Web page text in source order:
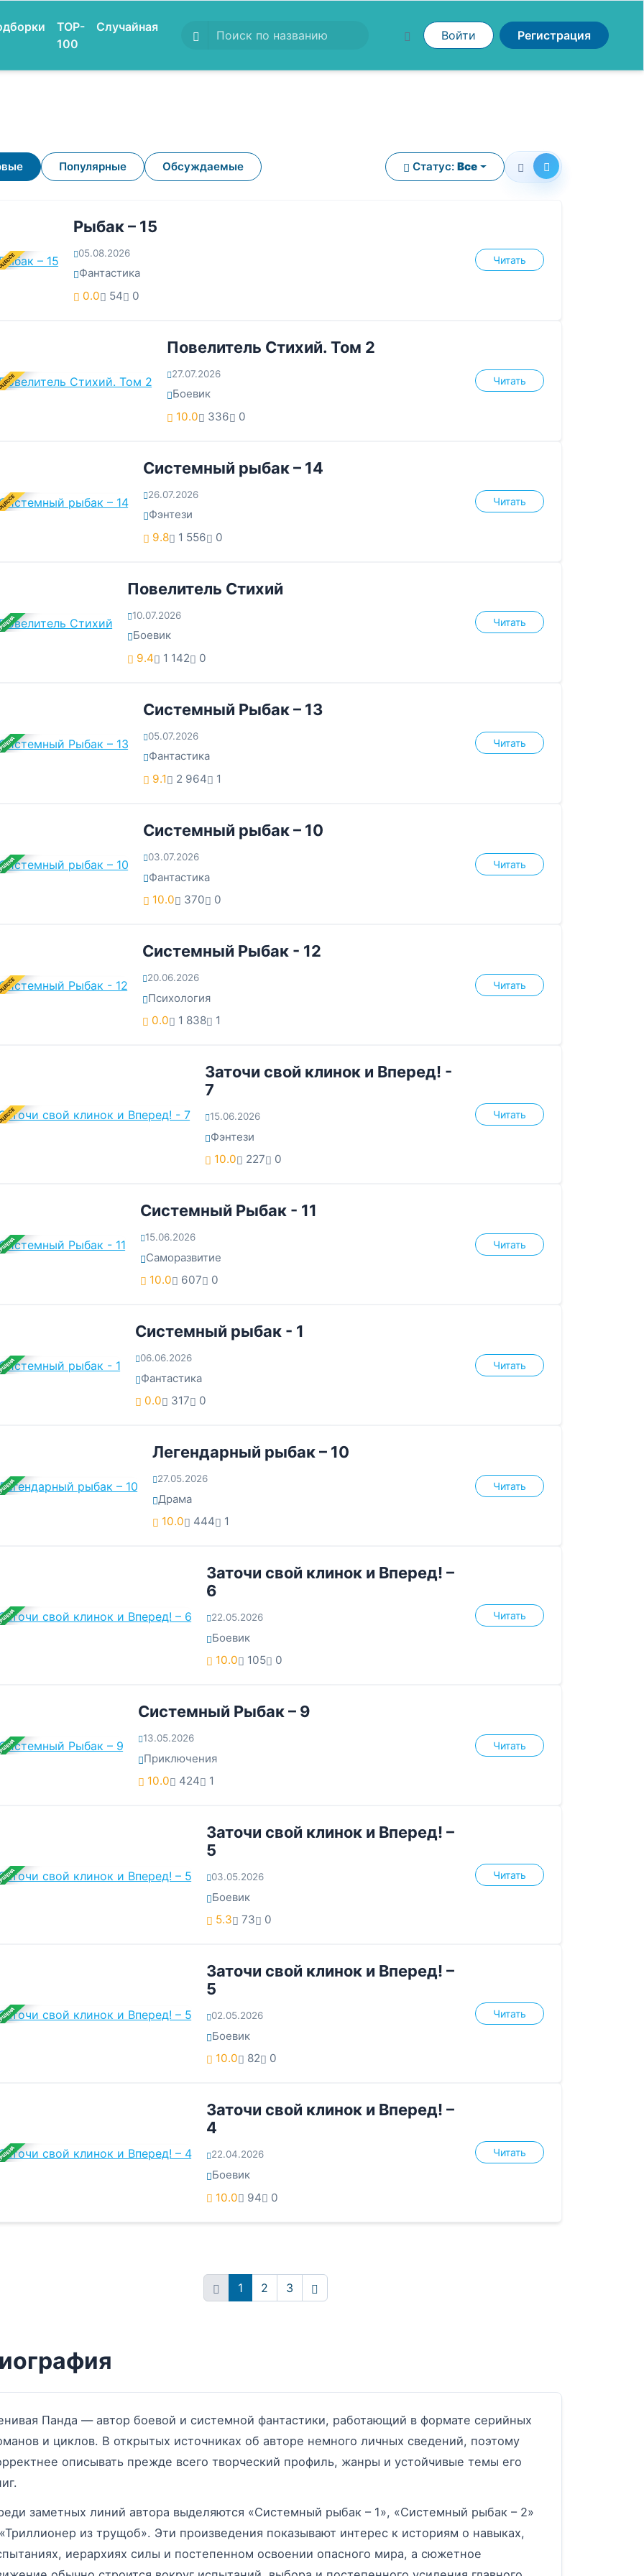
TOP-
100
Случайная
Войти Регистрация
Популярные Обсуждаемые Статус: Все
Рыбак – 15
05.08.2026
Фантастика
0.0
54 0
Читать
Повелитель Стихий. Том 2
27.07.2026
Боевик
10.0
336 0
Читать
Системный рыбак – 14
26.07.2026
Фэнтези
9.8
1 556 0
Читать
Повелитель Стихий
10.07.2026
Боевик
9.4
1 142 0
Читать
Системный Рыбак – 13
05.07.2026
Фантастика
9.1
2 964 1
Читать
Системный рыбак – 10
03.07.2026
Фантастика
10.0
370 0
Читать
Системный Рыбак - 12
20.06.2026
Психология
0.0
1 838 1
Читать
Заточи свой клинок и Вперед! -
7
15.06.2026
Фэнтези
10.0
227 0
Читать
Системный Рыбак - 11
15.06.2026
Саморазвитие
10.0
607 0
Читать
Системный рыбак - 1
06.06.2026
Фантастика
0.0
317 0
Читать
Легендарный рыбак – 10
27.05.2026
Драма
10.0
444 1
Читать
Заточи свой клинок и Вперед! –
6
22.05.2026
Боевик
10.0
105 0
Читать
Системный Рыбак – 9
13.05.2026
Приключения
10.0
424 1
Читать
Заточи свой клинок и Вперед! –
5
03.05.2026
Боевик
5.3
73 0
Читать
Заточи свой клинок и Вперед! –
5
02.05.2026
Боевик
10.0
82 0
Читать
Заточи свой клинок и Вперед! –
4
22.04.2026
Боевик
10.0
94 0
Читать
1 2 3
Вперёд
Панда — автор боевой и системной фантастики, работающий в формате серийных
и циклов. В открытых источниках об авторе немного личных сведений, поэтому
описывать прежде всего творческий профиль, жанры и устойчивые темы его
заметных линий автора выделяются «Системный рыбак – 1», «Системный рыбак – 2»
из трущоб». Эти произведения показывают интерес к историям о навыках,
иерархиях силы и постепенном освоении опасного мира, а сюжетное